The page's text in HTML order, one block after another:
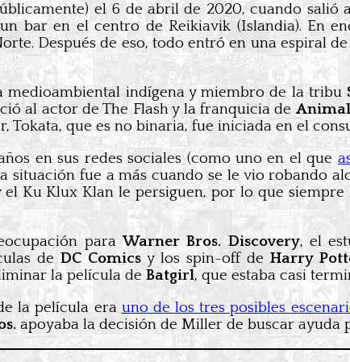
el 6 de abril de 2020, cuando salió
bar en el centro de Reikiavik (Islandia). En
Después de eso, todo entró en una espiral
medioambiental indígena y miembro de la tribu
al actor de The Flash y la franquicia de
que es no binaria, fue iniciada en el
en sus redes sociales (como uno en el que
situación fue a más cuando se le vio robando
Ku Klux Klan le persiguen, por lo que
paraWarner Bros. Discovery, el
de DC Comicsy los spin-off de Harry
la película de Batgirl, que estaba casi
la película era uno de los tres posibles
apoyaba la decisión de Miller de buscar ayuda